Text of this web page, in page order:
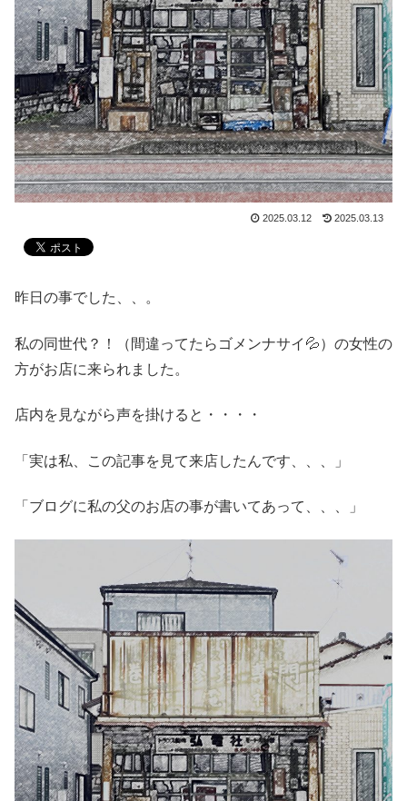
2025.03.12 2025.03.13
昨日の事でした、、。
私の同世代？！（間違ってたらゴメンナサイ💦）の女性の
方がお店に来られました。
店内を見ながら声を掛けると・・・・
「実は私、この記事を見て来店したんです、、、」
「ブログに私の父のお店の事が書いてあって、、、」